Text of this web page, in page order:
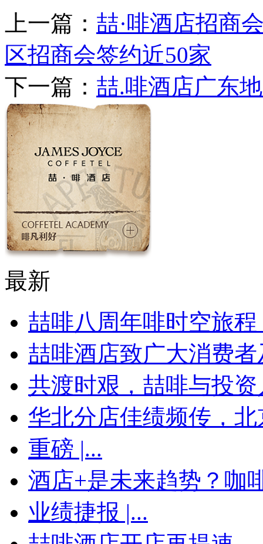
上一篇： 喆·啡酒店招商
区招商会签约近50家
下一篇： 喆.啡酒店广东
最新
喆啡八周年啡时空旅程
喆啡酒店致广大消费者
共渡时艰，喆啡与投
华北分店佳绩频传，北
重磅 |...
酒店+是未来趋势？咖
业绩捷报 |...